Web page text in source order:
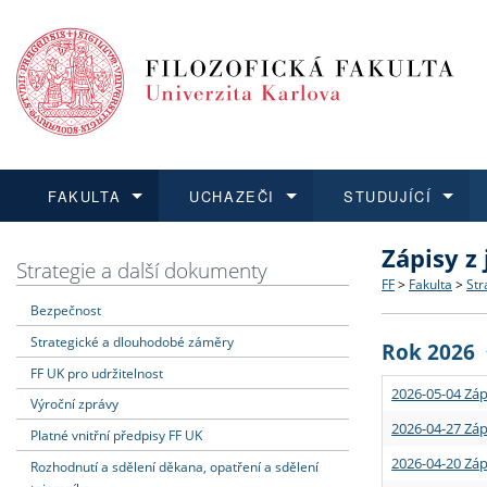
FAKULTA
Dozvědět se více
Struktura
Strategie
Podpora
UCHAZEČI
Podat přihlášku
Co
Učitelské
STUDUJÍCÍ
Dozvědět se více
Rigorózní
Dozvědět se více
O vědě a
Granty a
Dozvědět se více
Aktuální
Strategie a další dokumenty
Bezpečnost
Strategické a dlouhodobé záměry
FF UK pro udržitelnost
Výroční zprávy
Platné vnitřní předpisy FF UK
Rozhodnutí a sdělení děkana, opatření a sdělení
Zápisy
FF > Fakulta >
Rok 2026
2026-05-04
2026-04-27
2026-04-20